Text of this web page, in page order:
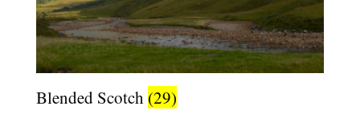
Blended Scotch (29)